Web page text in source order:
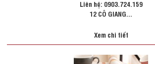
Liên hệ: 0903.724.159
12 CÔ GIANG...
Xem chi tiết